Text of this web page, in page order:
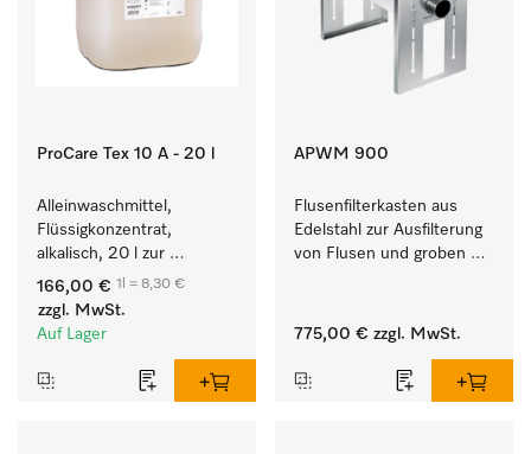
ProCare Tex 10 A - 20 l
Alleinwaschmittel,
Flüssigkonzentrat,
alkalisch, 20 l zur
Reinigung weißer Textilien
und farbechter
Buntwäsche.
166,00 € 1l = 8,30 €
zzgl. MwSt.
Auf Lager
APWM 900
Flusenfilterkasten aus
Edelstahl zur Ausfilterung
von Flusen und groben
775,00 € zzgl. MwSt.